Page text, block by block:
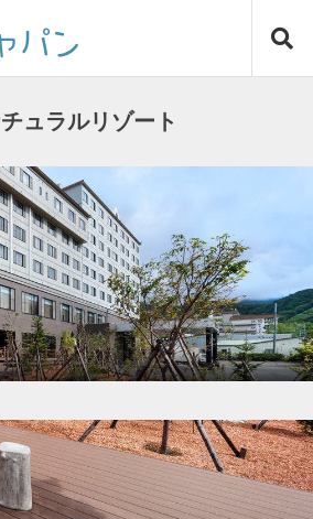
パン
ュラルリゾート
美しい